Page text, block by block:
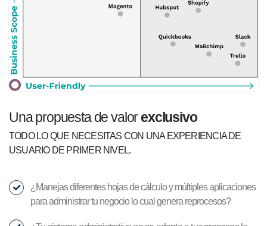
Una propuesta de valorexclusivo
TODO LO QUE NECESITAS CON UNA EXPERIENCIA DE
USUARIO DE PRIMER NIVEL.
¿Manejas diferentes hojas de cálculo y múltiples aplicaciones
para administrar tu negocio lo cual genera reprocesos?